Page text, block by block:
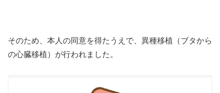
そのため、本人の同意を得たうえで、異種移植（ブタから
の心臓移植）が行われました。